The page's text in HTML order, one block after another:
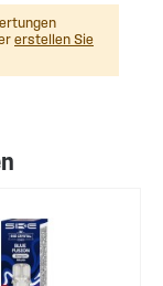
erstellen Sie